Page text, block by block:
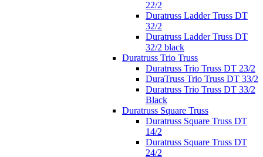
22/2
Duratruss Ladder Truss DT
32/2
Duratruss Ladder Truss DT
32/2 black
Duratruss Trio Truss
Duratruss Trio Truss DT 23/2
DuraTruss Trio Truss DT 33/2
Duratruss Trio Truss DT 33/2
Black
Duratruss Square Truss
Duratruss Square Truss DT
14/2
Duratruss Square Truss DT
24/2